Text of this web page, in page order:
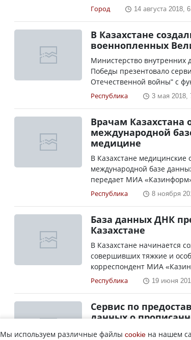
Город 14 августа 2018,
В Казахстане
военнопленных
Министерство внутренних
Победы презентовало
Отечественной войны" с
Республика 3 мая 2018,
Врачам Казахстана
международной
медицине
В Казахстане медицинские
международной базе
передает МИА
Республика 8 ноября
База данных ДНК
Казахстане
В Казахстане начинается
совершивших тяжкие и
корреспондент МИА
Республика 19 июня
Сервис по
данных о
МВД разработает сервис,
Мы используем различные файлы cookie на нашем